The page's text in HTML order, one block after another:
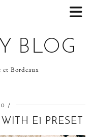
BLOG
et Bordeaux
E1 PRESET